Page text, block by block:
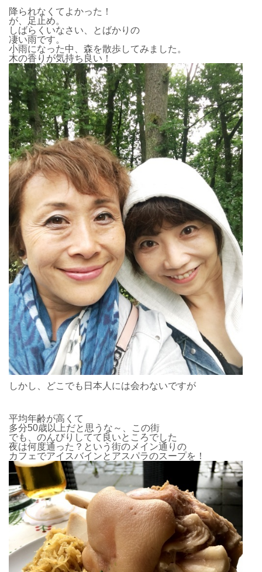
降られなくてよかった！
が、足止め。
しばらくいなさい、とばかりの
凄い雨です。
小雨になった中、森を散歩してみました。
木の香りが気持ち良い！
しかし、どこでも日本人には会わないですが
平均年齢が高くて
多分50歳以上だと思うな～、この街
でも、のんびりしてて良いところでした
夜は何度通った？という街のメイン通りの
カフェでアイスバインとアスパラのスープを！